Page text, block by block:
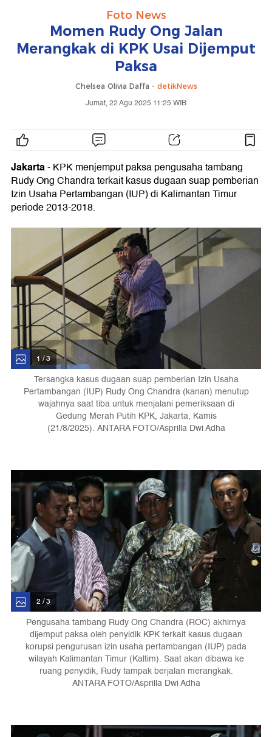
Foto News
Momen Rudy Ong Jalan
Merangkak di KPK Usai Dijemput
Paksa
Chelsea Olivia Daffa - detikNews
Jumat, 22 Agu 2025 11:25 WIB
Jakarta- KPK menjemput paksa pengusaha tambang
Rudy Ong Chandra terkait kasus dugaan suap pemberian
Izin Usaha Pertambangan (IUP) di Kalimantan Timur
periode 2013-2018.
1 / 3
Tersangka kasus dugaan suap pemberian Izin Usaha
Pertambangan (IUP) Rudy Ong Chandra (kanan) menutup
wajahnya saat tiba untuk menjalani pemeriksaan di
Gedung Merah Putih KPK, Jakarta, Kamis
(21/8/2025). ANTARA FOTO/Asprilla Dwi Adha
2 / 3
Pengusaha tambang Rudy Ong Chandra (ROC) akhirnya
dijemput paksa oleh penyidik KPK terkait kasus dugaan
korupsi pengurusan izin usaha pertambangan (IUP) pada
wilayah Kalimantan Timur (Kaltim). Saat akan dibawa ke
ruang penyidik, Rudy tampak berjalan merangkak.
ANTARA FOTO/Asprilla Dwi Adha